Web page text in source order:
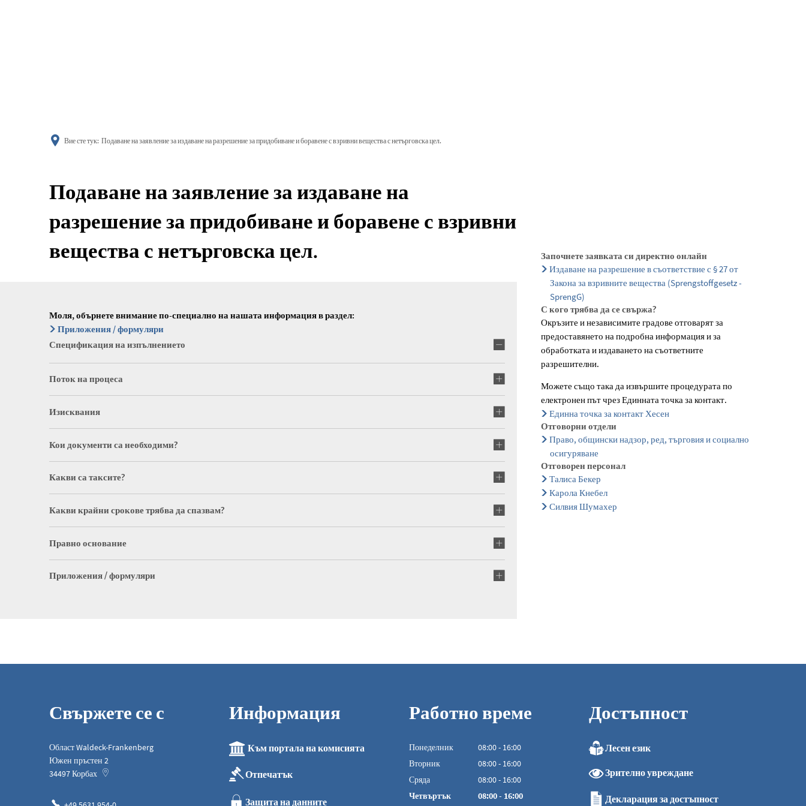
Вие сте тук: Подаване на заявление за издаване на разрешение за придобиване и боравене с взривни вещества с нетърговска цел.
Подаване на заявление за издаване на
разрешение за придобиване и боравене с взривни
вещества с нетърговска цел.
Моля, обърнете внимание по-специално на нашата информация в раздел:
Приложения / формуляри
Спецификация на изпълнението
Поток на процеса
Изисквания
Кои документи са необходими?
Какви са таксите?
Какви крайни срокове трябва да спазвам?
Правно основание
Приложения / формуляри
Започнете заявката си директно онлайн
Издаване на разрешение в съответствие с § 27 от
Закона за взривните вещества (Sprengstoffgesetz -
SprengG)
С кого трябва да се свържа?
Окръзите и независимите градове отговарят за
предоставянето на подробна информация и за
обработката и издаването на съответните
разрешителни.
Можете също така да извършите процедурата по
електронен път чрез Единната точка за контакт.
Единна точка за контакт Хесен
Отговорни отдели
Право, общински надзор, ред, търговия и социално
осигуряване
Отговорен персонал
Талиса Бекер
Карола Кнебел
Силвия Шумахер
Свържете се с
Област Waldeck-Frankenberg
Южен пръстен 2
34497Корбах
Информация
Към портала на комисията
Отпечатък
Защита на данните
Работно време
Понеделник 08:00- 16:00
От 08:00 до 16:00
Вторник 08:00- 16:00
От 08:00 до 16:00
Сряда 08:00- 16:00
От 08:00 до 16:00
Четвъртък 08:00- 16:00
Достъпност
Лесен език
Зрително увреждане
Декларация за достъпност